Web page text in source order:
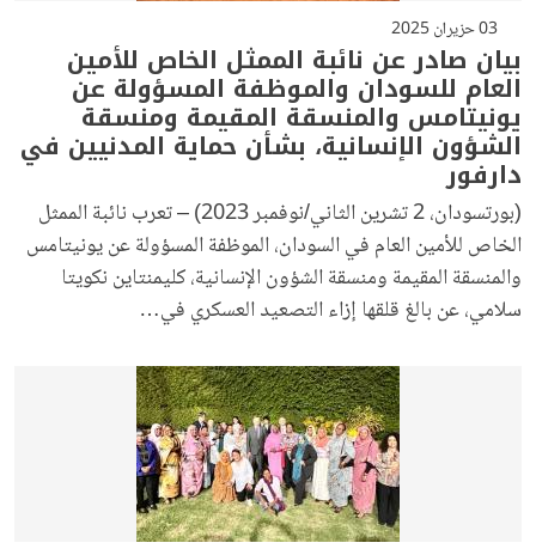
03 حزيران 2025
بيان صادر عن نائبة الممثل الخاص للأمين
العام للسودان والموظفة المسؤولة عن
يونيتامس والمنسقة المقيمة ومنسقة
الشؤون الإنسانية، بشأن حماية المدنيين في
دارفور
(بورتسودان، 2 تشرين الثاني/نوفمبر 2023) – تعرب نائبة الممثل
الخاص للأمين العام في السودان، الموظفة المسؤولة عن يونيتامس
والمنسقة المقيمة ومنسقة الشؤون الإنسانية، كليمنتاين نكويتا
سلامي، عن بالغ قلقها إزاء التصعيد العسكري في…